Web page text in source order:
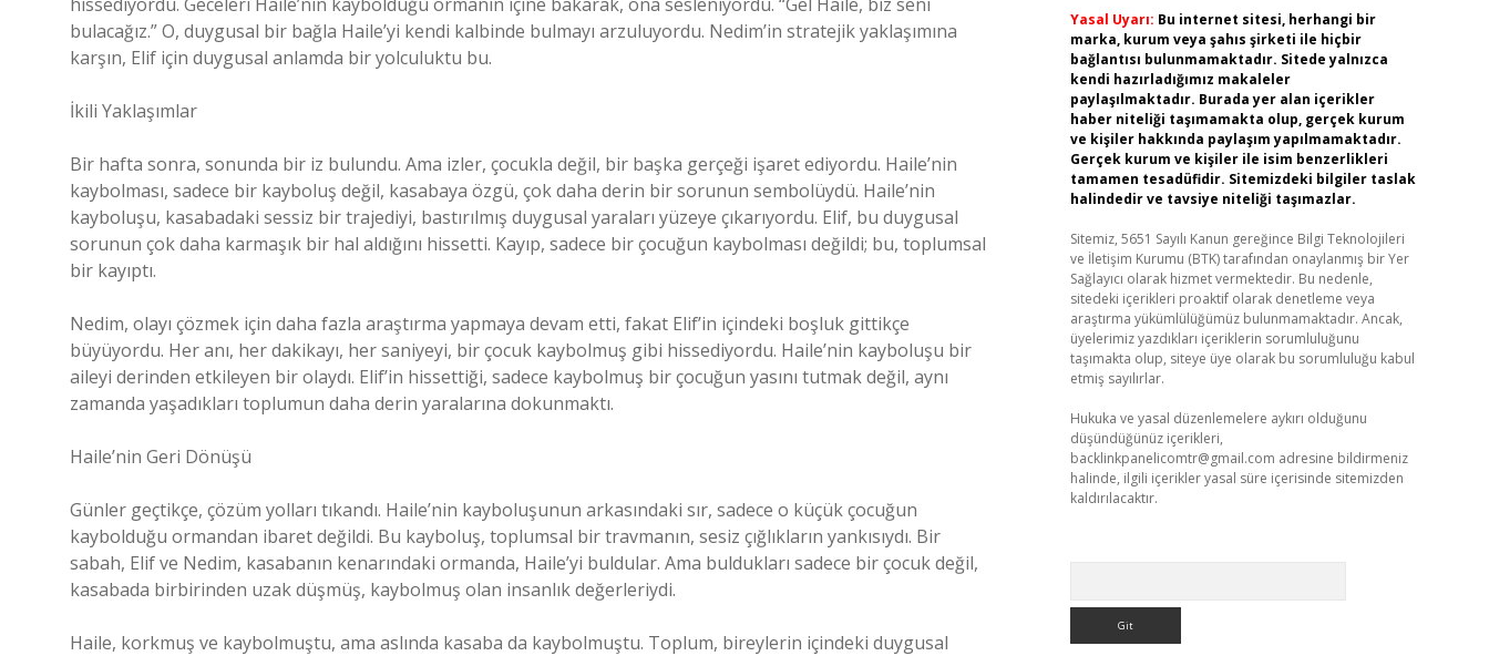
bulacağız.” O, duygusal bir bağla Haile’yi kendi kalbinde bulmayı arzuluyordu. Nedim’in stratejik yaklaşımına
karşın, Elif için duygusal anlamda bir yolculuktu bu.
İkili Yaklaşımlar
Bir hafta sonra, sonunda bir iz bulundu. Ama izler, çocukla değil, bir başka gerçeği işaret ediyordu. Haile’nin
kaybolması, sadece bir kayboluş değil, kasabaya özgü, çok daha derin bir sorunun sembolüydü. Haile’nin
kayboluşu, kasabadaki sessiz bir trajediyi, bastırılmış duygusal yaraları yüzeye çıkarıyordu. Elif, bu duygusal
sorunun çok daha karmaşık bir hal aldığını hissetti. Kayıp, sadece bir çocuğun kaybolması değildi; bu, toplumsal
bir kayıptı.
Nedim, olayı çözmek için daha fazla araştırma yapmaya devam etti, fakat Elif’in içindeki boşluk gittikçe
büyüyordu. Her anı, her dakikayı, her saniyeyi, bir çocuk kaybolmuş gibi hissediyordu. Haile’nin kayboluşu bir
aileyi derinden etkileyen bir olaydı. Elif’in hissettiği, sadece kaybolmuş bir çocuğun yasını tutmak değil, aynı
zamanda yaşadıkları toplumun daha derin yaralarına dokunmaktı.
Haile’nin Geri Dönüşü
Günler geçtikçe, çözüm yolları tıkandı. Haile’nin kayboluşunun arkasındaki sır, sadece o küçük çocuğun
kaybolduğu ormandan ibaret değildi. Bu kayboluş, toplumsal bir travmanın, sesiz çığlıkların yankısıydı. Bir
sabah, Elif ve Nedim, kasabanın kenarındaki ormanda, Haile’yi buldular. Ama buldukları sadece bir çocuk değil,
kasabada birbirinden uzak düşmüş, kaybolmuş olan insanlık değerleriydi.
Haile, korkmuş ve kaybolmuştu, ama aslında kasaba da kaybolmuştu. Toplum, bireylerin içindeki duygusal
Yasal Uyarı: Bu internet sitesi, herhangi bir
marka, kurum veya şahıs şirketi ile hiçbir
bağlantısı bulunmamaktadır. Sitede yalnızca
kendi hazırladığımız makaleler
paylaşılmaktadır. Burada yer alan içerikler
haber niteliği taşımamakta olup, gerçek kurum
ve kişiler hakkında paylaşım yapılmamaktadır.
Gerçek kurum ve kişiler ile isim benzerlikleri
tamamen tesadüfidir. Sitemizdeki bilgiler taslak
halindedir ve tavsiye niteliği taşımazlar.
Sitemiz, 5651 Sayılı Kanun gereğince Bilgi Teknolojileri
ve İletişim Kurumu (BTK) tarafından onaylanmış bir Yer
Sağlayıcı olarak hizmet vermektedir. Bu nedenle,
sitedeki içerikleri proaktif olarak denetleme veya
araştırma yükümlülüğümüz bulunmamaktadır. Ancak,
üyelerimiz yazdıkları içeriklerin sorumluluğunu
taşımakta olup, siteye üye olarak bu sorumluluğu kabul
etmiş sayılırlar.
Hukuka ve yasal düzenlemelere aykırı olduğunu
düşündüğünüz içerikleri,
backlinkpanelicomtr@gmail.com adresine bildirmeniz
halinde, ilgili içerikler yasal süre içerisinde sitemizden
kaldırılacaktır.